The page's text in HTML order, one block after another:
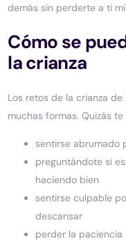
demás sin perderte a ti
Cómo se
la crianza
Los retos de la crianza
muchas formas. Quizás
sentirse abrumado
preguntándote si
haciendo bien
sentirse culpable
descansar
perder la